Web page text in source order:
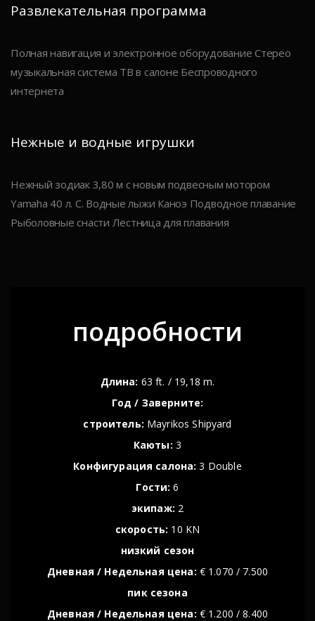
Развлекательная программа
Полная навигация и электронное оборудование Стерео
музыкальная система ТВ в салоне Беспроводного
интернета
Нежные и водные игрушки
Нежный зодиак 3,80 м с новым подвесным мотором
Yamaha 40 л. С. Водные лыжи Каноэ Подводное плавание
Рыболовные снасти Лестница для плавания
подробности
Длина: 63 ft. / 19,18 m.
Год / Заверните:
строитель: Mayrikos Shipyard
Каюты: 3
Конфигурация салона: 3 Double
Гости: 6
экипаж: 2
скорость: 10 KN
низкий сезон
Дневная / Недельная цена: € 1.070 / 7.500
пик сезонa
Дневная / Недельная цена: € 1.200 / 8.400